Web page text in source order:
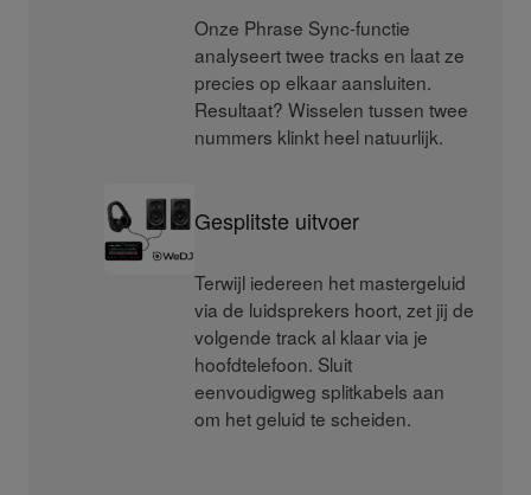
Onze Phrase Sync-functie
analyseert twee tracks en laat ze
precies op elkaar aansluiten.
Resultaat? Wisselen tussen twee
nummers klinkt heel natuurlijk.
Gesplitste uitvoer
Terwijl iedereen het mastergeluid
via de luidsprekers hoort, zet jij de
volgende track al klaar via je
hoofdtelefoon. Sluit
eenvoudigweg splitkabels aan
om het geluid te scheiden.